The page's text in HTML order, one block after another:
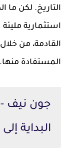
التاريخ. لكن ما
استثمارية
القادمة، من
المستفادة منها.
جون نيف
البداية